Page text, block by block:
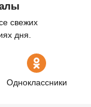
свежих
дня.
Одноклассники